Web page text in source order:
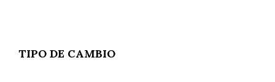
TIPO DE CAMBIO